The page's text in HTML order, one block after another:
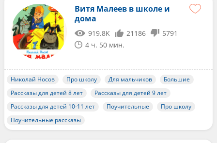
Витя Малеев в школе и
дома
919.8K 21186
5791
4 ч. 50 мин.
Николай Носов Про школу Для мальчиков
Большие
Рассказы для детей 8 лет
Рассказы для детей 9 лет
Рассказы для детей 10-11 лет
Поучительные
Про школу
Поучительные рассказы